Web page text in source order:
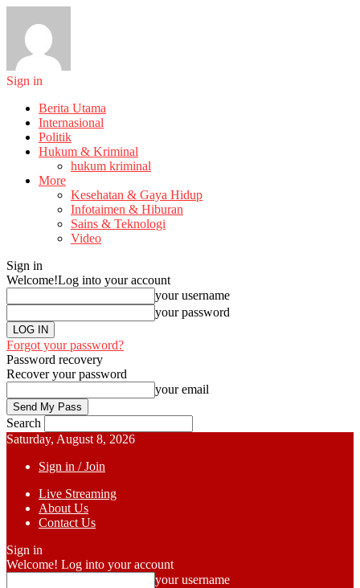
Sign in
Berita Utama
Internasional
Politik
Hukum & Kriminal
hukum kriminal
More
Kesehatan & Gaya Hidup
Infotaimen & Hiburan
Sains & Teknologi
Video
Sign in
Welcome!Log into your account
your username
your password
Forgot your password?
Password recovery
Recover your password
your email
Search
Saturday, August 8, 2026
Sign in / Join
Live Streaming
About Us
Contact Us
Sign in
Welcome! Log into your account
your username